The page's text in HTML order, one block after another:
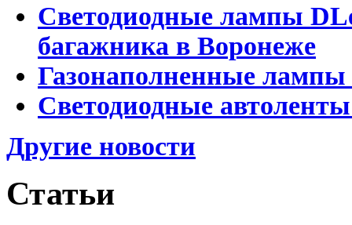
Светодиодные лампы
багажника в Воронеже
Газонаполненные
Светодиодные
Другие новости
Статьи